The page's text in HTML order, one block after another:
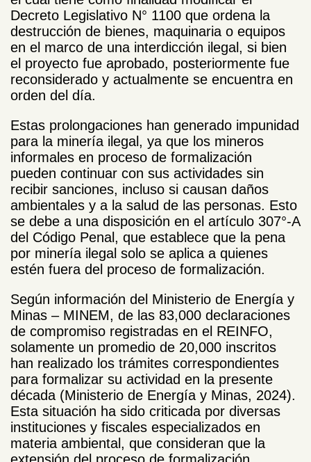
Decreto Legislativo N° 1100 que ordena la
destrucción de bienes, maquinaria o equipos
en el marco de una interdicción ilegal, si bien
el proyecto fue aprobado, posteriormente fue
reconsiderado y actualmente se encuentra en
orden del día.
Estas prolongaciones han generado impunidad
para la minería ilegal, ya que los mineros
informales en proceso de formalización
pueden continuar con sus actividades sin
recibir sanciones, incluso si causan daños
ambientales y a la salud de las personas. Esto
se debe a una disposición en el artículo 307°-A
del Código Penal, que establece que la pena
por minería ilegal solo se aplica a quienes
estén fuera del proceso de formalización.
Según información del Ministerio de Energía y
Minas – MINEM, de las 83,000 declaraciones
de compromiso registradas en el REINFO,
solamente un promedio de 20,000 inscritos
han realizado los trámites correspondientes
para formalizar su actividad en la presente
década (Ministerio de Energía y Minas, 2024).
Esta situación ha sido criticada por diversas
instituciones y fiscales especializados en
materia ambiental, que consideran que la